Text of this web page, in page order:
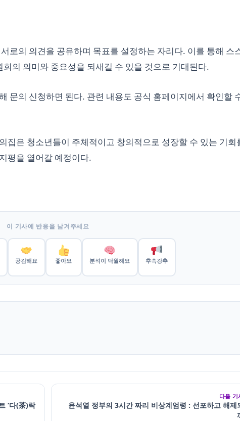
로의 의견을 공유하며 목표를 설정하는 자리다. 이를 통해 스
의 의미와 중요성을 되새길 수 있을 것으로 기대된다.
문의 신청하면 된다. 관련 내용도 공식 홈페이지에서 확인할
집은 청소년들이 주체적이고 창의적으로 성장할 수 있는 기회
평을 열어갈 예정이다.
이 기사에 반응을 남겨주세요
공감해요 좋아요 분석이 탁월해요 후속강추
‘다(茶)락
다음
윤석열 정부의 3시간 짜리 비상계엄령 : 선포하고 해제되기